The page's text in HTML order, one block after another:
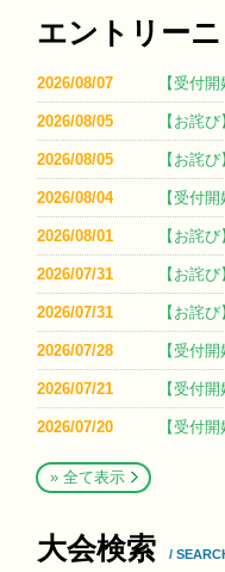
エントリー
2026/08/07 【受付
2026/08/05 【お詫
2026/08/05 【お詫
2026/08/04 【受付
2026/08/01 【お詫
2026/07/31 【お詫
2026/07/31 【お詫
2026/07/28 【受付
2026/07/21 【受付
2026/07/20 【受付
» 全て表示
大会検索 /